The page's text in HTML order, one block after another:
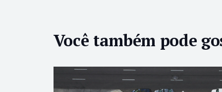
Você também pode